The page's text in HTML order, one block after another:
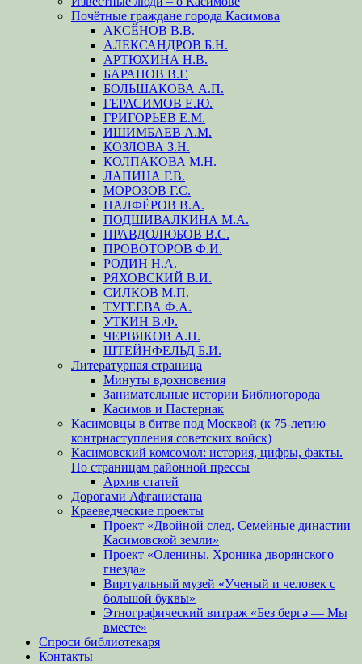
Почётные граждане города Касимова
АКСЁНОВ В.В.
АЛЕКСАНДРОВ Б.Н.
АРТЮХИНА Н.В.
БАРАНОВ В.Г.
БОЛЬШАКОВА А.П.
ГЕРАСИМОВ Е.Ю.
ГРИГОРЬЕВ Е.М.
ИШИМБАЕВ А.М.
КОЗЛОВА З.Н.
КОЛПАКОВА М.Н.
ЛАПИНА Г.В.
МОРОЗОВ Г.С.
ПАЛФЁРОВ В.А.
ПОДШИВАЛКИНА М.А.
ПРАВДОЛЮБОВ В.С.
ПРОВОТОРОВ Ф.И.
РОДИН Н.А.
РЯХОВСКИЙ В.И.
СИЛКОВ М.П.
ТУГЕЕВА Ф.А.
УТКИН В.Ф.
ЧЕРВЯКОВ А.Н.
ШТЕЙНФЕЛЬД Б.И.
Литературная страница
Минуты вдохновения
Занимательные истории Библиогорода
Касимов и Пастернак
Касимовцы в битве под Москвой (к 75-летию
контрнаступления советских войск)
Касимовский комсомол: история, цифры, факты.
По страницам районной прессы
Архив статей
Дорогами Афганистана
Краеведческие проекты
Проект «Двойной след. Семейные династии
Касимовской земли»
Проект «Оленины. Хроника дворянского
гнезда»
Виртуальный музей «Ученый и человек с
большой буквы»
Этнографический витраж «Без бергə — Мы
вместе»
Спроси библиотекаря
Контакты